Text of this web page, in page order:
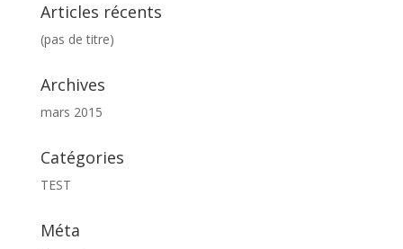
Articles récents
(pas de titre)
Archives
mars 2015
Catégories
TEST
Méta